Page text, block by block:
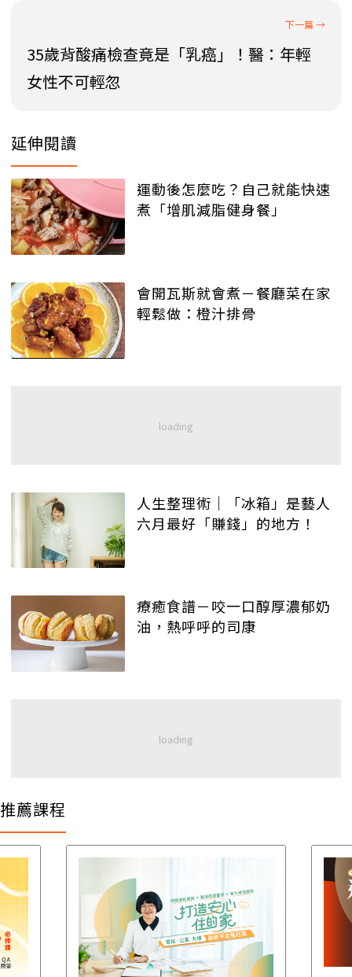
35歲背酸痛檢查竟是「乳癌」！醫：年輕
女性不可輕忽
延伸閱讀
運動後怎麼吃？自己就能快速
煮「增肌減脂健身餐」
會開瓦斯就會煮－餐廳菜在家
輕鬆做：橙汁排骨
人生整理術｜「冰箱」是藝人
六月最好「賺錢」的地方！
療癒食譜－咬一口醇厚濃郁奶
油，熱呼呼的司康
推薦課程